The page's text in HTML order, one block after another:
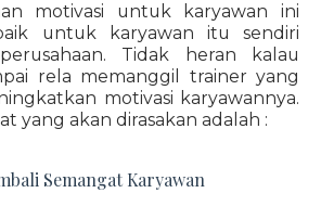
motivasi untuk karyawan ini
untuk karyawan itu sendiri
Tidak heran kalau
rela memanggil trainer yang
motivasi karyawannya.
yang akan dirasakan adalah :
Semangat Karyawan